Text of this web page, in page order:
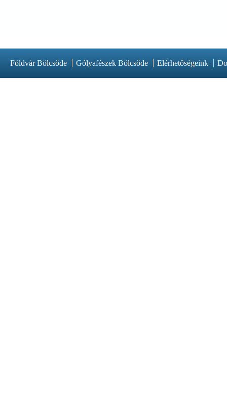
Földvár Bölcsőde Gólyafészek Bölcsőde Elérhetőségeink